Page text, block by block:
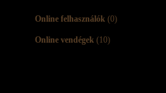
Online felhasználók (0)
Online vendégek (10)